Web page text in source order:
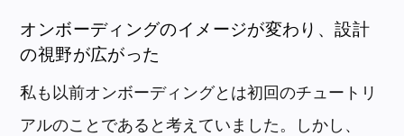
オンボーディングのイメージが変わり、設計
の視野が広がった
私も以前オンボーディングとは初回のチュートリ
アルのことであると考えていました。しかし、